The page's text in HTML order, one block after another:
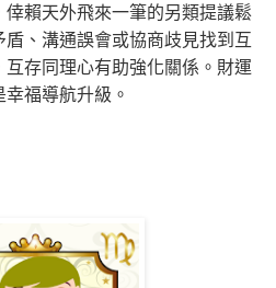
賴天外飛來一筆的另類提議鬆
、溝通誤會或協商歧見找到互
存同理心有助強化關係。財運
福導航升級。